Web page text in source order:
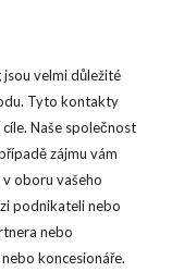
velmi důležité
Tyto kontakty
Naše společnost
zájmu vám
oboru vašeho
podnikateli nebo
nebo
koncesionáře.